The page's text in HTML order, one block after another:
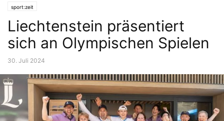
sport:zeit
Liechtenstein präsentiert
sich an Olympischen Spielen
30. Juli 2024